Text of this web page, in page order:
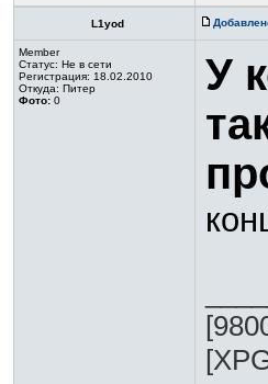
L1yod
Member
Статус: Не в сети
Регистрация: 18.02.2010
Откуда: Питер
Фото: 0
У